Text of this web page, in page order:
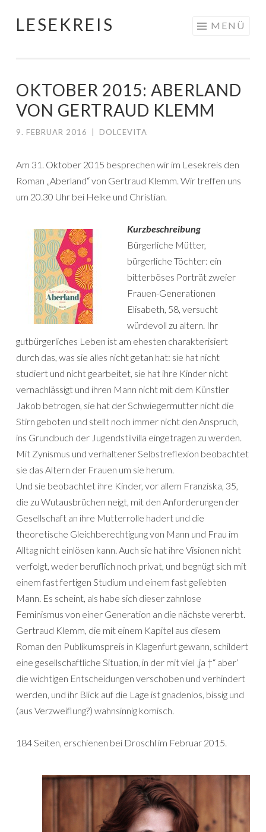
Springe
LESEKREIS MENÜ
OKTOBER 2015: ABERLAND
VON GERTRAUD KLEMM
9. FEBRUAR 2016 DOLCEVITA
Am 31. Oktober 2015 besprechen wir im Lesekreis den
Roman „Aberland“ von Gertraud Klemm. Wir treffen uns
um 20.30 Uhr bei Heike und Christian.
Kurzbeschreibung
Bürgerliche Mütter,
bürgerliche Töchter: ein
bitterböses Porträt zweier
Frauen-Generationen
Elisabeth, 58, versucht
würdevoll zu altern. Ihr
gutbürgerliches Leben ist am ehesten charakterisiert
durch das, was sie alles nicht getan hat: sie hat nicht
studiert und nicht gearbeitet, sie hat ihre Kinder nicht
vernachlässigt und ihren Mann nicht mit dem Künstler
Jakob betrogen, sie hat der Schwiegermutter nicht die
Stirn geboten und stellt noch immer nicht den Anspruch,
ins Grundbuch der Jugendstilvilla eingetragen zu werden.
Mit Zynismus und verhaltener Selbstreflexion beobachtet
sie das Altern der Frauen um sie herum.
Und sie beobachtet ihre Kinder, vor allem Franziska, 35,
die zu Wutausbrüchen neigt, mit den Anforderungen der
Gesellschaft an ihre Mutterrolle hadert und die
theoretische Gleichberechtigung von Mann und Frau im
Alltag nicht einlösen kann. Auch sie hat ihre Visionen nicht
verfolgt, weder beruflich noch privat, und begnügt sich mit
einem fast fertigen Studium und einem fast geliebten
Mann. Es scheint, als habe sich dieser zahnlose
Feminismus von einer Generation an die nächste vererbt.
Gertraud Klemm, die mit einem Kapitel aus diesem
Roman den Publikumspreis in Klagenfurt gewann, schildert
eine gesellschaftliche Situation, in der mit viel ‚ja †“ aber‘
die wichtigen Entscheidungen verschoben und verhindert
werden, und ihr Blick auf die Lage ist gnadenlos, bissig und
(aus Verzweiflung?) wahnsinnig komisch.
184 Seiten, erschienen bei Droschl im Februar 2015.